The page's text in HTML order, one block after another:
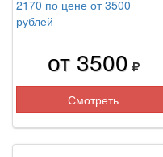
от 3500
Смотреть